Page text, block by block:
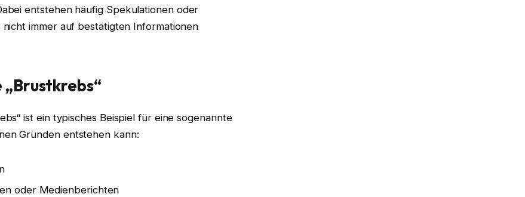
entstehen häufig Spekulationen oder
immer auf bestätigten Informationen
ist ein typisches Beispiel für eine sogenannte
Gründen entstehen kann:
oder Medienberichten